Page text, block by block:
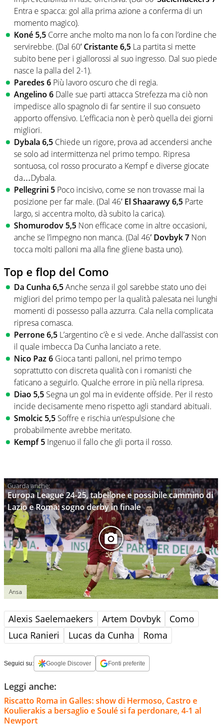
Entra e spacca: gol alla prima azione a conferma di un
momento magico).
Koné 5,5 Corre anche molto ma non lo fa con l’ordine che
servirebbe. (Dal 60′ Cristante 6,5 La partita si mette
subito bene per i giallorossi al suo ingresso. Dal suo piede
nasce la palla del 2-1).
Paredes 6 Più lavoro oscuro che di regia.
Angelino 6 Dalle sue parti attacca Strefezza ma ciò non
impedisce allo spagnolo di far sentire il suo consueto
apporto offensivo. L’efficacia non è però quella dei giorni
migliori.
Dybala 6,5 Chiede un rigore, prova ad accendersi anche
se solo ad intermittenza nel primo tempo. Ripresa
sontuosa, col rosso procurato a Kempf e diverse giocate
da…Dybala.
Pellegrini 5 Poco incisivo, come se non trovasse mai la
posizione per far male. (Dal 46′ El Shaarawy 6,5 Parte
largo, si accentra molto, dà subito la carica).
Shomurodov 5,5 Non efficace come in altre occasioni,
anche se l’impegno non manca. (Dal 46′ Dovbyk 7 Non
tocca molti palloni ma alla fine gliene basta uno).
Top e flop del Como
Da Cunha 6,5Anche senza il gol sarebbe stato uno dei
migliori del primo tempo per la qualità palesata nei lunghi
momenti di possesso palla azzurra. Cala nella complicata
ripresa comasca.
Perrone 6,5 L’argentino c’è e si vede. Anche dall’assist con
il quale imbecca Da Cunha lanciato a rete.
Nico Paz 6 Gioca tanti palloni, nel primo tempo
soprattutto con discreta qualità con i romanisti che
faticano a seguirlo. Qualche errore in più nella ripresa.
Diao 5,5 Segna un gol ma in evidente offside. Per il resto
incide decisamente meno rispetto agli standard abituali.
Smolcic 5,5 Soffre e rischia un’espulsione che
probabilmente avrebbe meritato.
Kempf 5 Ingenuo il fallo che gli porta il rosso.
Europa League 24-25, tabellone e possibile cammino di
Lazio e Roma: sogno derby in finale
Ansa
Alexis Saelemaekers Artem Dovbyk
Como
Luca Ranieri
Lucas da Cunha Roma
Seguici su: Google Discover Fonti preferite
Leggi anche:
Riscatto Roma in Galles: show di Hermoso, Castro e
Koulierakis a bersaglio e Soulé si fa perdonare, 4-1 al
Newport